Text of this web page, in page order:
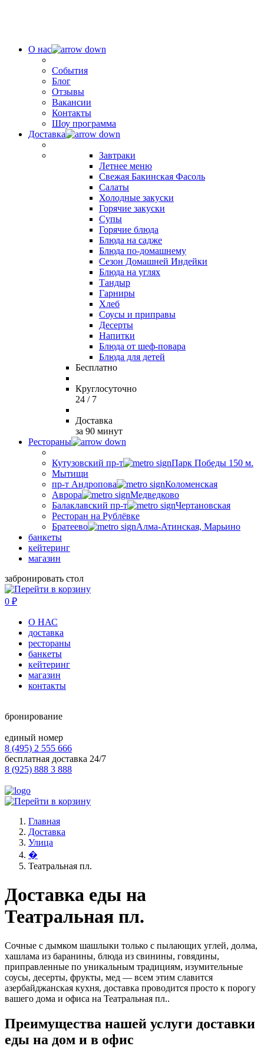
О нас
События
Блог
Отзывы
Вакансии
Контакты
Шоу программа
Доставка
Завтраки
Летнее меню
Свежая Бакинская Фасоль
Салаты
Холодные закуски
Горячие закуски
Супы
Горячие блюда
Блюда на садже
Блюда по-домашнему
Сезон Домашней Индейки
Блюда на углях
Тандыр
Гарниры
Хлеб
Соусы и приправы
Десерты
Напитки
Блюда от шеф-повара
Блюда для детей
Бесплатно
Круглосуточно
24 / 7
Доставка
за 90 минут
Рестораны
Кутузовский пр-т
Парк Победы 150 м.
Мытищи
пр-т Андропова
Коломенская
Аврора
Медведково
Балаклавский пр-т
Чертановская
Ресторан на Рублёвке
Братеево
Алма-Атинская, Марьино
банкеты
кейтеринг
магазин
забронировать стол
0 ₽
О НАС
доставка
рестораны
банкеты
кейтеринг
магазин
контакты
бронирование
единый номер
8 (495) 2 555 666
бесплатная доставка 24/7
8 (925) 888 3 888
Главная
Доставка
Улица
�
Театральная пл.
Доставка еды на
Театральная пл.
Сочные с дымком шашлыки только с пылающих углей, долма,
хашлама из баранины, блюда из свинины, говядины,
приправленные по уникальным традициям, изумительные
соусы, десерты, фрукты, мед — всем этим славится
азербайджанская кухня, доставка проводится просто к порогу
вашего дома и офиса на Театральная пл..
Преимущества нашей услуги доставки
еды на дом и в офис